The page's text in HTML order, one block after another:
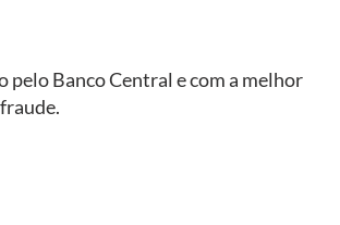
pelo Banco Central e com a melhor